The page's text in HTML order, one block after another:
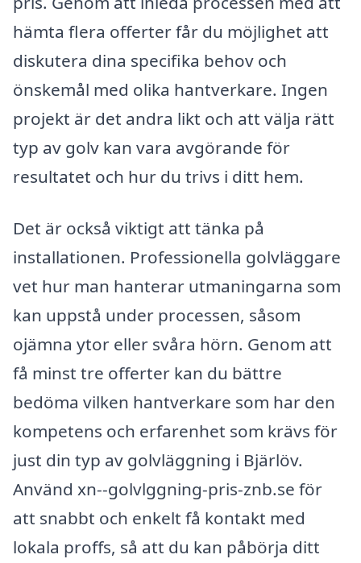
hämta flera offerter får du möjlighet att
diskutera dina specifika behov och
önskemål med olika hantverkare. Ingen
projekt är det andra likt och att välja rätt
typ av golv kan vara avgörande för
resultatet och hur du trivs i ditt hem.
Det är också viktigt att tänka på
installationen. Professionella golvläggare
vet hur man hanterar utmaningarna som
kan uppstå under processen, såsom
ojämna ytor eller svåra hörn. Genom att
få minst tre offerter kan du bättre
bedöma vilken hantverkare som har den
kompetens och erfarenhet som krävs för
just din typ av golvläggning i Bjärlöv.
Använd xn--golvlggning-pris-znb.se för
att snabbt och enkelt få kontakt med
lokala proffs, så att du kan påbörja ditt